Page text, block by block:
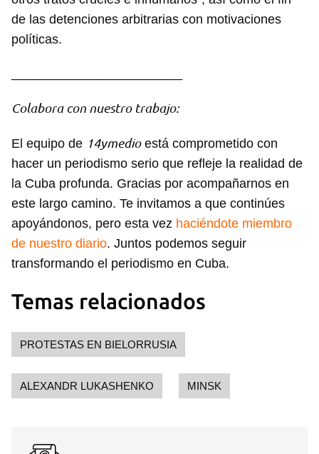
Para poder guardar como favorito, primero has de
iniciar sesión con tu cuenta de 14ymedio.
INICIAR SESIÓN CANCELAR
de las detenciones arbitrarias con motivaciones
políticas.
Colabora con nuestro trabajo:
El equipo de 14ymedioestá comprometido con
hacer un periodismo serio que refleje la realidad de
la Cuba profunda. Gracias por acompañarnos en
este largo camino. Te invitamos a que continúes
apoyándonos, pero esta vez haciéndote miembro
de nuestro diario. Juntos podemos seguir
transformando el periodismo en Cuba.
Temas relacionados
PROTESTAS EN BIELORRUSIA
ALEXANDR LUKASHENKO MINSK